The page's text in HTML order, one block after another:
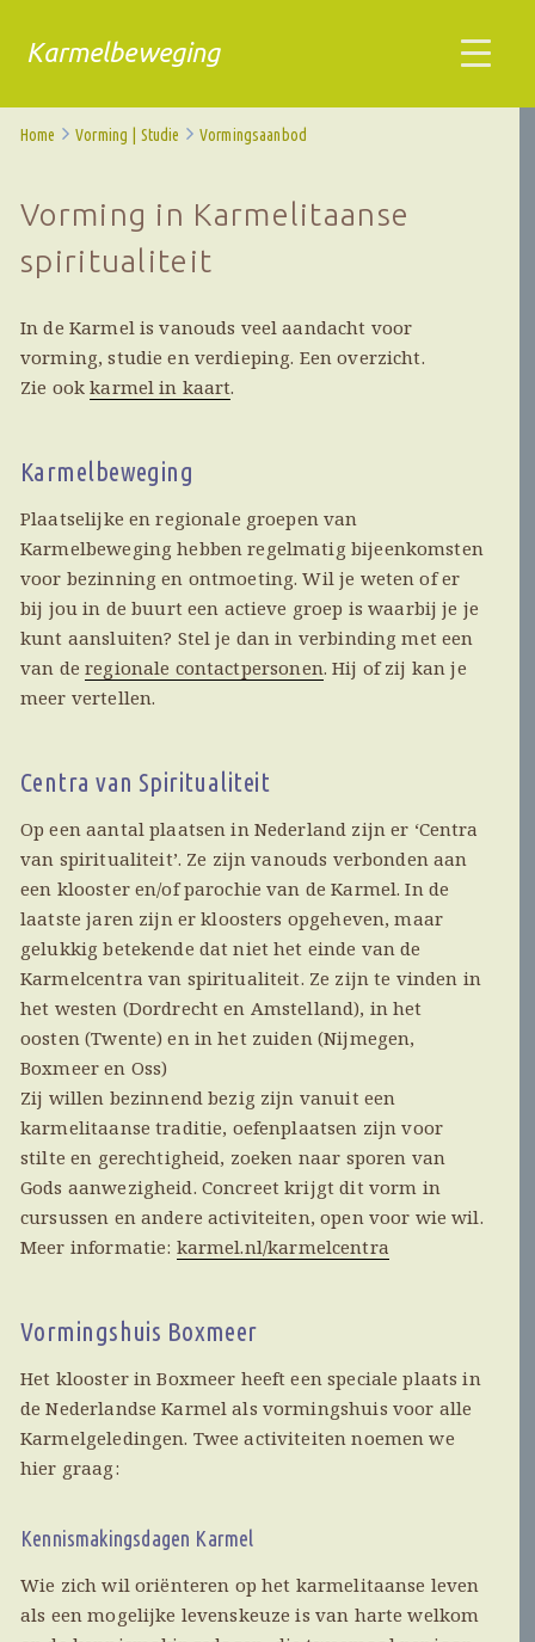
Home Vorming | Studie Vormingsaanbod
Vorming in Karmelitaanse
spiritualiteit
In de Karmel is vanouds veel aandacht voor
vorming, studie en verdieping. Een overzicht.
Zie ookkarmel in kaart.
Karmelbeweging
Plaatselijke en regionale groepen van
Karmelbeweging hebben regelmatig bijeenkomsten
voor bezinning en ontmoeting. Wil je weten of er
bij jou in de buurt een actieve groep is waarbij je je
kunt aansluiten? Stel je dan in verbinding met een
van deregionale contactpersonen. Hij of zij kan je
meer vertellen.
Centra van Spiritualiteit
Op een aantal plaatsen in Nederland zijn er ‘Centra
van spiritualiteit’. Ze zijn vanouds verbonden aan
een klooster en/of parochie van de Karmel. In de
laatste jaren zijn er kloosters opgeheven, maar
gelukkig betekende dat niet het einde van de
Karmelcentra van spiritualiteit. Ze zijn te vinden in
het westen (Dordrecht en Amstelland), in het
oosten (Twente) en in het zuiden (Nijmegen,
Boxmeer en Oss)
Zij willen bezinnend bezig zijn vanuit een
karmelitaanse traditie, oefenplaatsen zijn voor
stilte en gerechtigheid, zoeken naar sporen van
Gods aanwezigheid. Concreet krijgt dit vorm in
cursussen en andere activiteiten, open voor wie wil.
Meer informatie: karmel.nl/karmelcentra
Vormingshuis Boxmeer
Het klooster in Boxmeer heeft een speciale plaats in
de Nederlandse Karmel als vormingshuis voor alle
Karmelgeledingen. Twee activiteiten noemen we
hier graag:
Kennismakingsdagen Karmel
Wie zich wil oriënteren op het karmelitaanse leven
als een mogelijke levenskeuze is van harte welkom
Karmelbeweging